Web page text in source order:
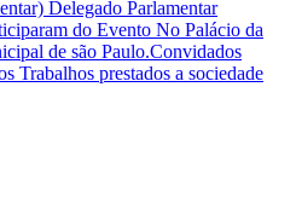
Delegado Parlamentar
do Evento No Palácio da
de são Paulo.Convidados
Trabalhos prestados a sociedade